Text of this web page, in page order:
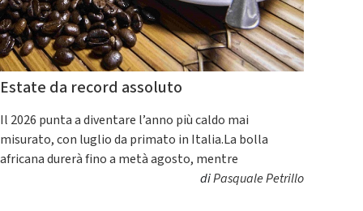
Estate da record assoluto
Il 2026 punta a diventare l’anno più caldo mai
misurato, con luglio da primato in Italia.La bolla
africana durerà fino a metà agosto, mentre
diPasquale Petrillo